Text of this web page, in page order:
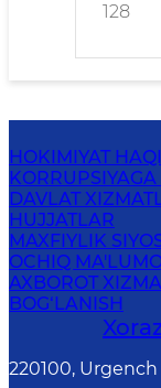
128
HOKIMIYAT
DAVLAT
HUJJATLAR
MAXFIYLIK
OCHIQ
AXBOROT
BOG‘LANISH
220100, Urgеnch